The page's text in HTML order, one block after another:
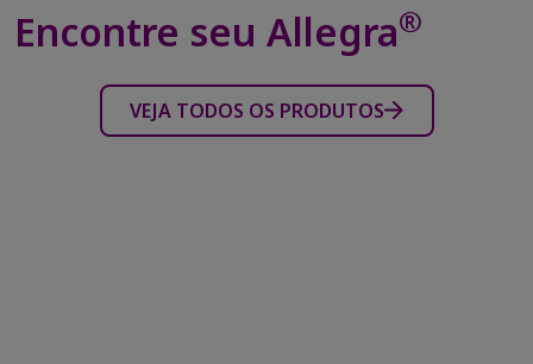
Encontre seu Allegra®
VEJA TODOS OS PRODUTOS